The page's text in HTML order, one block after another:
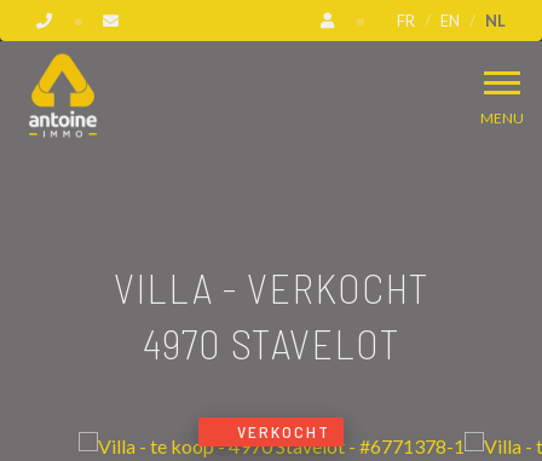
FR EN NL
MENU
VILLA - VERKOCHT
4970 STAVELOT
VERKOCHT